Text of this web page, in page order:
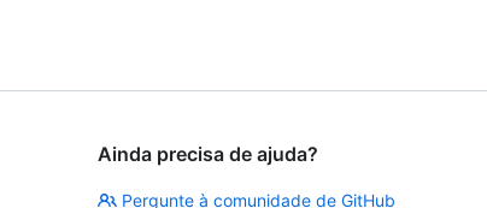
Ainda precisa de ajuda?
Pergunte à comunidade de GitHub